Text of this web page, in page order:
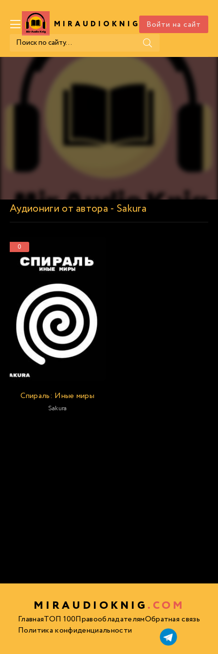
MIRAUDIOKNIG .COM
Войти на сайт
Аудиониги от автора - Sakura
0
Спираль: Иные миры
Sakura
MIRAUDIOKNIG .COM
ГлавнаяТОП 100ПравообладателямОбратная связь
Политика конфиденциальности